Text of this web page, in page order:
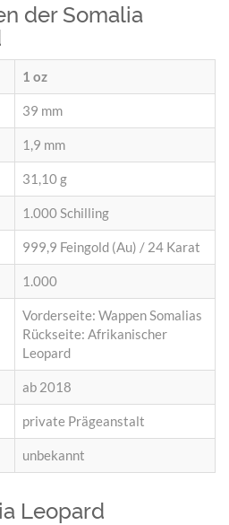
der Somalia
1 oz
39 mm
1,9 mm
31,10 g
1.000 Schilling
999,9 Feingold (Au) / 24 Karat
1.000
Vorderseite: Wappen Somalias
Rückseite: Afrikanischer
Leopard
ab 2018
private Prägeanstalt
unbekannt
Leopard